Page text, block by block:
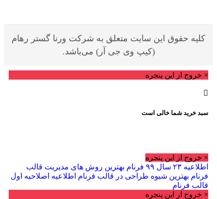
حقوق این سایت متعلق به شرکت ورنا گستر رهام
(کیپ وی جی آر) می‌باشد.
از این پنجره
شما خالی است
از این پنجره
بهترین روش های مدیریت قالب
بهترین شیوه طراحی در قالب فرناماطلاعیه اصلاحیه اول
از این پنجره